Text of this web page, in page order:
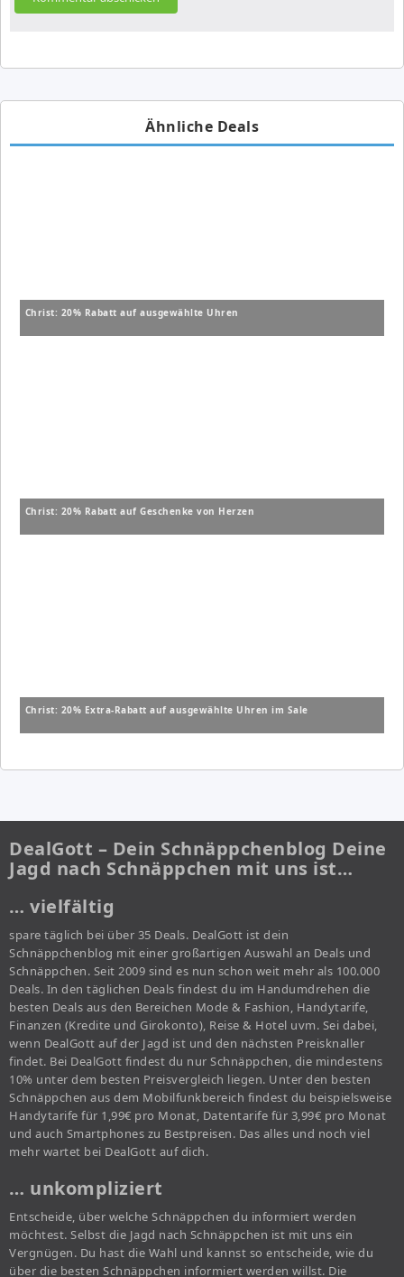
Ähnliche Deals
Christ: 20% Rabatt auf ausgewählte Uhren
Christ: 20% Rabatt auf Geschenke von Herzen
Christ: 20% Extra-Rabatt auf ausgewählte Uhren im Sale
DealGott – Dein Schnäppchenblog Deine
Jagd nach Schnäppchen mit uns ist…
… vielfältig
spare täglich bei über 35 Deals. DealGott ist dein
Schnäppchenblog mit einer großartigen Auswahl an Deals und
Schnäppchen. Seit 2009 sind es nun schon weit mehr als 100.000
Deals. In den täglichen Deals findest du im Handumdrehen die
besten Deals aus den Bereichen Mode & Fashion, Handytarife,
Finanzen (Kredite und Girokonto), Reise & Hotel uvm. Sei dabei,
wenn DealGott auf der Jagd ist und den nächsten Preisknaller
findet. Bei DealGott findest du nur Schnäppchen, die mindestens
10% unter dem besten Preisvergleich liegen. Unter den besten
Schnäppchen aus dem Mobilfunkbereich findest du beispielsweise
Handytarife für 1,99€ pro Monat, Datentarife für 3,99€ pro Monat
und auch Smartphones zu Bestpreisen. Das alles und noch viel
mehr wartet bei DealGott auf dich.
… unkompliziert
Entscheide, über welche Schnäppchen du informiert werden
möchtest. Selbst die Jagd nach Schnäppchen ist mit uns ein
Vergnügen. Du hast die Wahl und kannst so entscheide, wie du
über die besten Schnäppchen informiert werden willst. Die